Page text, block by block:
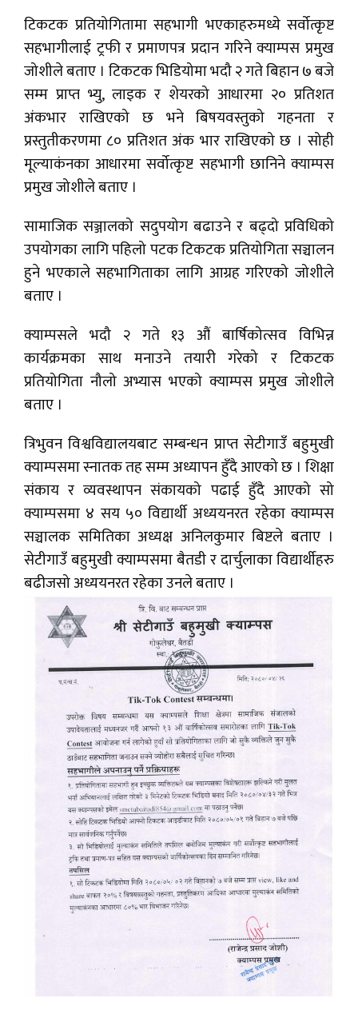
टिकटक प्रतियोगितामा सहभागी भएकाहरुमध्ये सर्वोत्कृष्ट
सहभागीलाई ट्रफी र प्रमाणपत्र प्रदान गरिने क्याम्पस प्रमुख
जोशीले बताए । टिकटक भिडियोमा भदौ २ गते बिहान ७ बजे
सम्म प्राप्त भ्यु, लाइक र शेयरको आधारमा २० प्रतिशत
अंकभार राखिएको छ भने बिषयवस्तुको गहनता र
प्रस्तुतीकरणमा ८० प्रतिशत अंक भार राखिएको छ । सोही
मूल्याकंनका आधारमा सर्वोत्कृष्ट सहभागी छानिने क्याम्पस
प्रमुख जोशीले बताए ।
सामाजिक सञ्जालको सदुपयोग बढाउने र बढ्दो प्रविधिको
उपयोगका लागि पहिलो पटक टिकटक प्रतियोगिता सञ्चालन
हुने भएकाले सहभागिताका लागि आग्रह गरिएको जोशीले
बताए ।
क्याम्पसले भदौ २ गते १३ औं बार्षिकोत्सव विभिन्न
कार्यक्रमका साथ मनाउने तयारी गरेको र टिकटक
प्रतियोगिता नौलो अभ्यास भएको क्याम्पस प्रमुख जोशीले
बताए ।
त्रिभुवन विश्वविद्यालयबाट सम्बन्धन प्राप्त सेटीगाउँ बहुमुखी
क्याम्पसमा स्नातक तह सम्म अध्यापन हुँदै आएको छ । शिक्षा
संकाय र व्यवस्थापन संकायको पढाई हुँदै आएको सो
क्याम्पसमा ४ सय ५० विद्यार्थी अध्ययनरत रहेका क्याम्पस
सञ्चालक समितिका अध्यक्ष अनिलकुमार बिष्टले बताए ।
सेटीगाउँ बहुमुखी क्याम्पसमा बैतडी र दार्चुलाका विद्यार्थीहरु
बढीजसो अध्ययनरत रहेका उनले बताए ।